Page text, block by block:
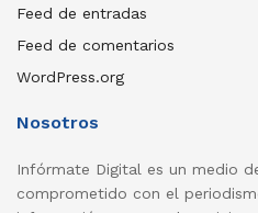
Feed de entradas
Feed de comentarios
WordPress.org
Nosotros
Infórmate Digital es un medio
comprometido con el